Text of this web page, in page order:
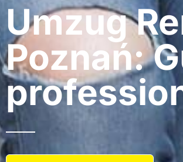
Umzug
Poznań: